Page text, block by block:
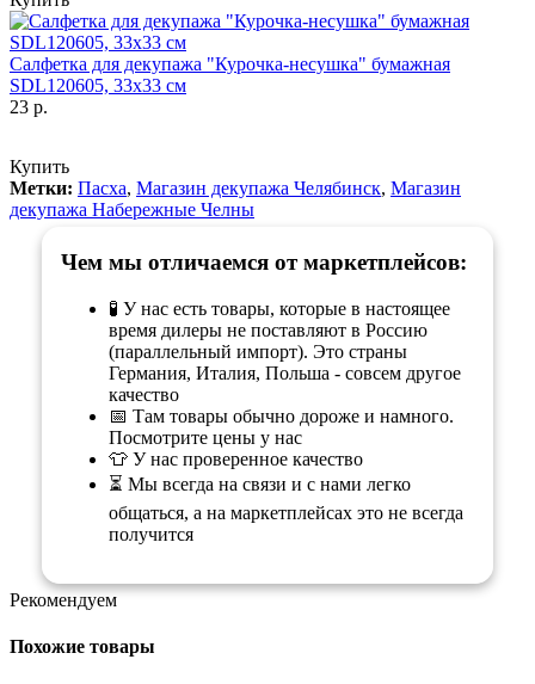
Салфетка для декупажа "Курочка-несушка" бумажная
SDL120605, 33х33 см
23 р.
Купить
Метки: Пасха, Магазин декупажа Челябинск, Магазин
декупажа Набережные Челны
Чем мы отличаемся от маркетплейсов:
🧪 У нас есть товары, которые в настоящее
время дилеры не поставляют в Россию
(параллельный импорт). Это страны
Германия, Италия, Польша - совсем другое
качество
📅 Там товары обычно дороже и намного.
Посмотрите цены у нас
👕 У нас проверенное качество
⏳ Мы всегда на связи и с нами легко
общаться, а на маркетплейсах это не всегда
получится
Рекомендуем
Похожие товары